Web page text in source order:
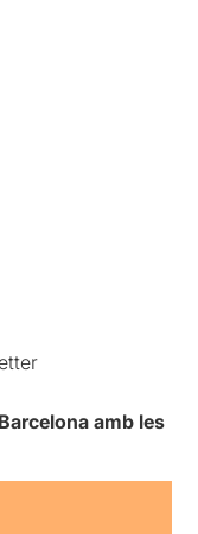
amb les